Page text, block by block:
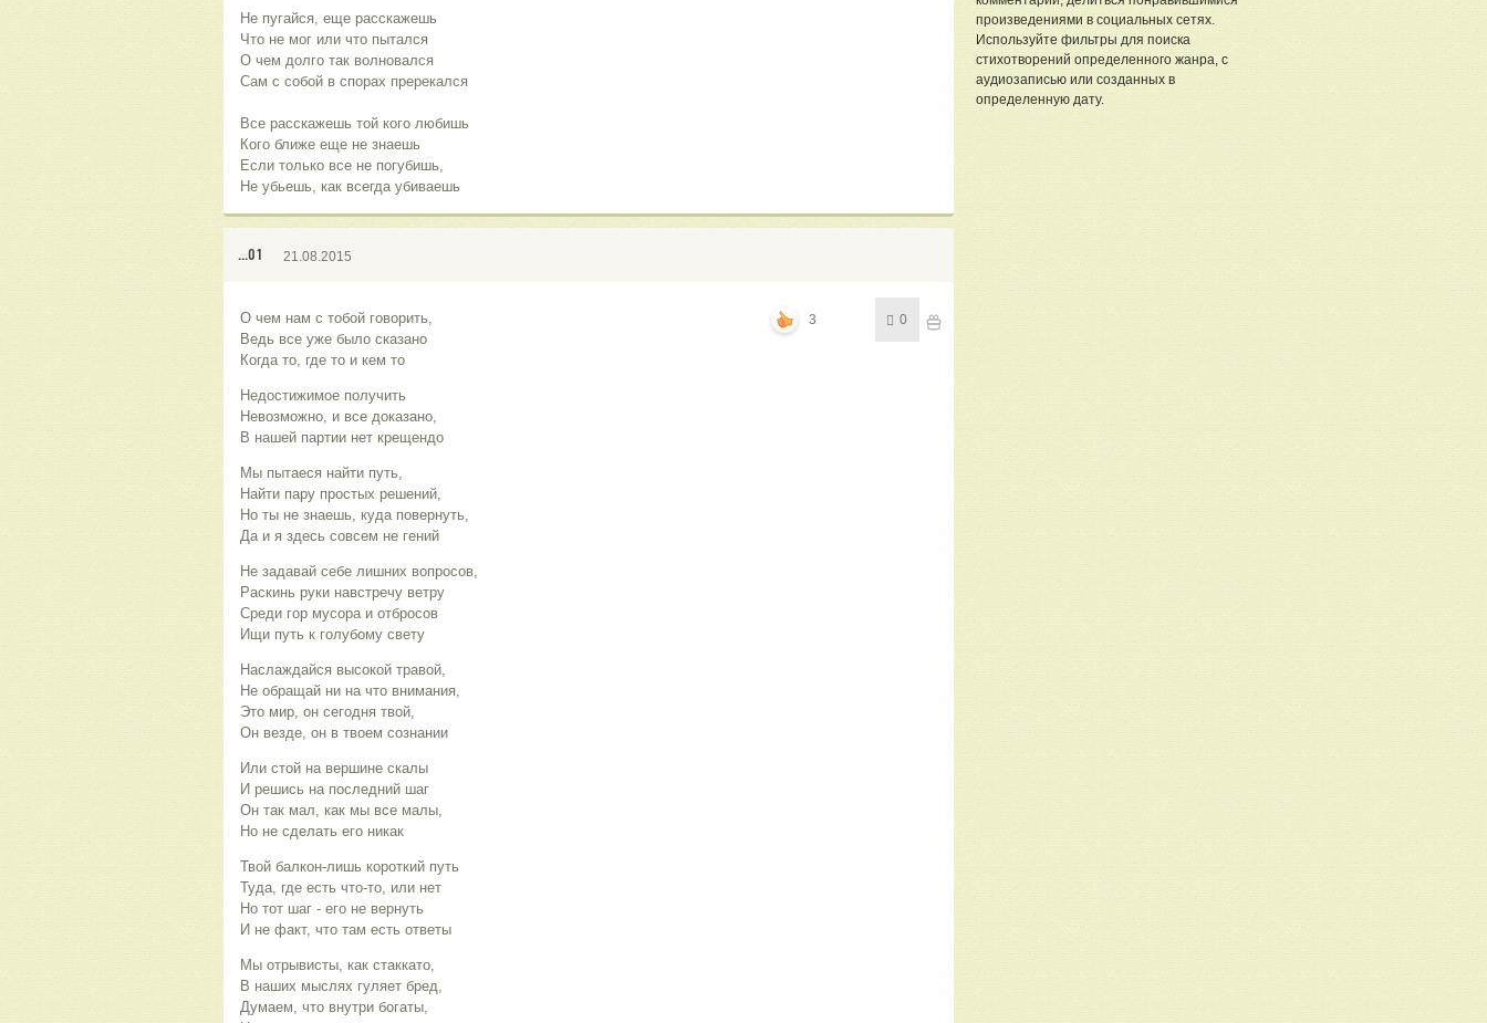
Не пугайся, еще расскажешь
Что не мог или что пытался
О чем долго так волновался
Сам с собой в спорах пререкался
Все расскажешь той кого любишь
Кого ближе еще не знаешь
Если только все не погубишь,
Не убьешь, как всегда убиваешь
...01 21.08.2015
О чем нам с тобой говорить,
Ведь все уже было сказано
Когда то, где то и кем то
Недостижимое получить
Невозможно, и все доказано,
В нашей партии нет крещендо
Мы пытаеся найти путь,
Найти пару простых решений,
Но ты не знаешь, куда повернуть,
Да и я здесь совсем не гений
Не задавай себе лишних вопросов,
Раскинь руки навстречу ветру
Среди гор мусора и отбросов
Ищи путь к голубому свету
Наслаждайся высокой травой,
Не обращай ни на что внимания,
Это мир, он сегодня твой,
Он везде, он в твоем сознании
Или стой на вершине скалы
И решись на последний шаг
Он так мал, как мы все малы,
Но не сделать его никак
Твой балкон-лишь короткий путь
Туда, где есть что-то, или нет
Но тот шаг - его не вернуть
И не факт, что там есть ответы
Мы отрывисты, как стаккато,
В наших мыслях гуляет бред,
Думаем, что внутри богаты,
3 0
произведениями в социальных сетях.
Используйте фильтры для поиска
стихотворений определенного жанра, с
аудиозаписью или созданных в
определенную дату.